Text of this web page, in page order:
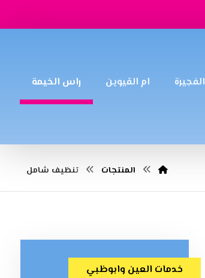
الفجيرة ام القيوين راس الخيمة
المنتجات تنظيف شامل
خدمات العين وابوظبي